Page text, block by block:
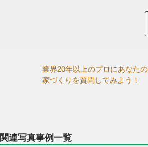
業界20年以上のプロにあなたの
家づくりを質問してみよう！
関連写真事例一覧